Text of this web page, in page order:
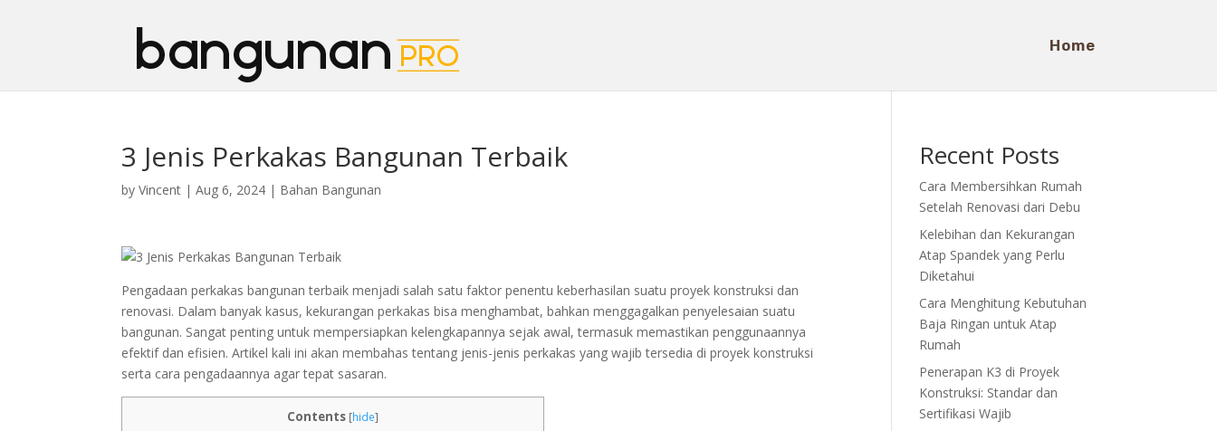
Home
3 Jenis Perkakas Bangunan Terbaik
byVincent |Aug 6, 2024 | Bahan Bangunan
Pengadaan perkakas bangunan terbaik menjadi salah satu faktor penentu keberhasilan suatu proyek konstruksi dan
renovasi. Dalam banyak kasus, kekurangan perkakas bisa menghambat, bahkan menggagalkan penyelesaian suatu
bangunan. Sangat penting untuk mempersiapkan kelengkapannya sejak awal, termasuk memastikan penggunaannya
efektif dan efisien. Artikel kali ini akan membahas tentang jenis-jenis perkakas yang wajib tersedia di proyek konstruksi
serta cara pengadaannya agar tepat sasaran.
Contents [hide]
Recent Posts
Cara Membersihkan Rumah
Setelah Renovasi dari Debu
Kelebihan dan Kekurangan
Atap Spandek yang Perlu
Diketahui
Cara Menghitung Kebutuhan
Baja Ringan untuk Atap
Rumah
Penerapan K3 di Proyek
Konstruksi: Standar dan
Sertifikasi Wajib